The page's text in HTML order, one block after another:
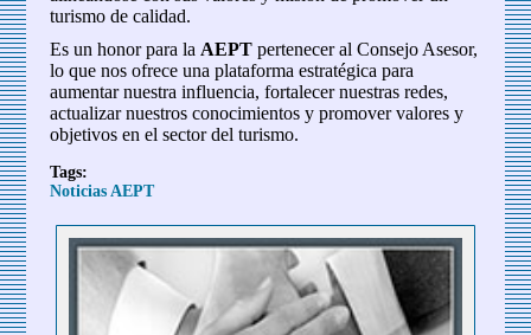
turismo de calidad.
Es un honor para la AEPT pertenecer al Consejo Asesor,
lo que nos ofrece una plataforma estratégica para
aumentar nuestra influencia, fortalecer nuestras redes,
actualizar nuestros conocimientos y promover valores y
objetivos en el sector del turismo.
Tags:
Noticias AEPT